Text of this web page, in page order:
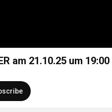
am 21.10.25 um 19:00